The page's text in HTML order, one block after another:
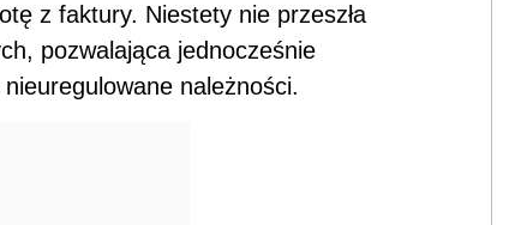
z faktury. Niestety nie przeszła
pozwalająca jednocześnie
należności.